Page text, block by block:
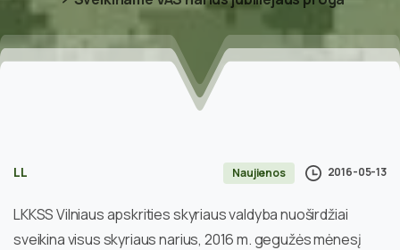
LL Naujienos 2016-05-13
LKKSS Vilniaus apskrities skyriaus valdyba nuoširdžiai
sveikina visus skyriaus narius, 2016 m. gegužės mėnesį